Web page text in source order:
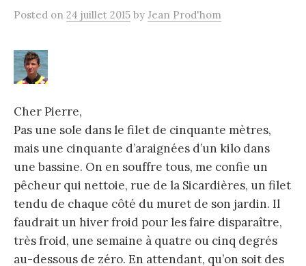
Posted on 24 juillet 2015 by Jean Prod'hom
Cher Pierre,
Pas une sole dans le filet de cinquante mètres,
mais une cinquante d’araignées d’un kilo dans
une bassine. On en souffre tous, me confie un
pêcheur qui nettoie, rue de la Sicardières, un filet
tendu de chaque côté du muret de son jardin. Il
faudrait un hiver froid pour les faire disparaître,
très froid, une semaine à quatre ou cinq degrés
au-dessous de zéro. En attendant, qu’on soit des